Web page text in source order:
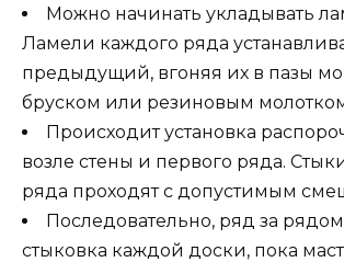
Можно начинать укладывать
Ламели каждого ряда
предыдущий, вгоняя их в пазы
бруском или резиновым
Происходит установка
возле стены и первого ряда.
ряда проходят с допустимым
Последовательно, ряд за
стыковка каждой доски, пока